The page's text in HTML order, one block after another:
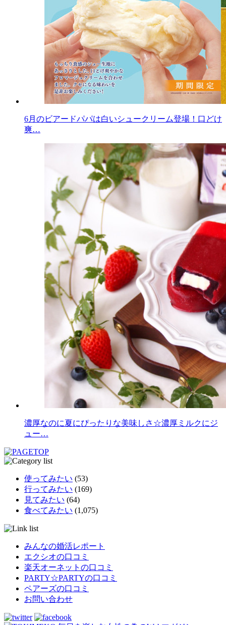
6月のビアードパパは白いシュークリーム登場！口どけ
爽…
濃厚なのに夏にぴったりな美味しさ☆濃厚ミルクにジ
ュー…
使ってみたい (53)
行ってみたい (169)
見てみたい (64)
食べてみたい (1,075)
みんなの婚活レポート
エクシオの口コミ
楽天オーネットの口コミ
PARTY☆PARTYの口コミ
ペアーズの口コミ
お問い合わせ